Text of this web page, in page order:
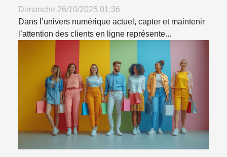
Dimanche 26/10/2025 01:36
Dans l’univers numérique actuel, capter et maintenir
l’attention des clients en ligne représente...